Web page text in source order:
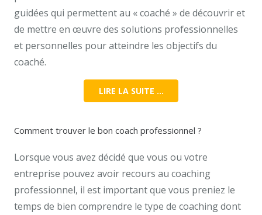
guidées qui permettent au « coaché » de découvrir et
de mettre en œuvre des solutions professionnelles
et personnelles pour atteindre les objectifs du
coaché.
LIRE LA SUITE …
Comment trouver le bon coach professionnel ?
Lorsque vous avez décidé que vous ou votre
entreprise pouvez avoir recours au coaching
professionnel, il est important que vous preniez le
temps de bien comprendre le type de coaching dont